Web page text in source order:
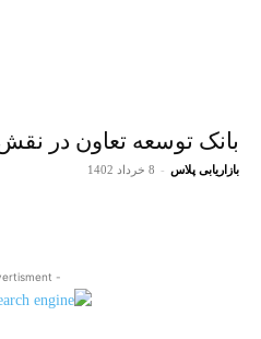
بانک توسعه تعاون در
بازاریابی پلاس - 8 خرداد 1402
- Advertisment -